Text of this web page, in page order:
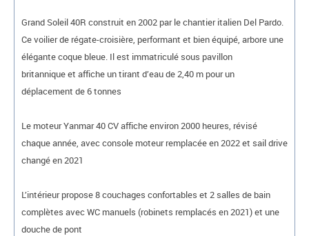
Grand Soleil 40R construit en 2002 par le chantier italien Del Pardo.
Ce voilier de régate-croisière, performant et bien équipé, arbore une
élégante coque bleue. Il est immatriculé sous pavillon
britannique et affiche un tirant d’eau de 2,40 m pour un
déplacement de 6 tonnes
Le moteur Yanmar 40 CV affiche environ 2000 heures, révisé
chaque année, avec console moteur remplacée en 2022 et sail drive
changé en 2021
L’intérieur propose 8 couchages confortables et 2 salles de bain
complètes avec WC manuels (robinets remplacés en 2021) et une
douche de pont